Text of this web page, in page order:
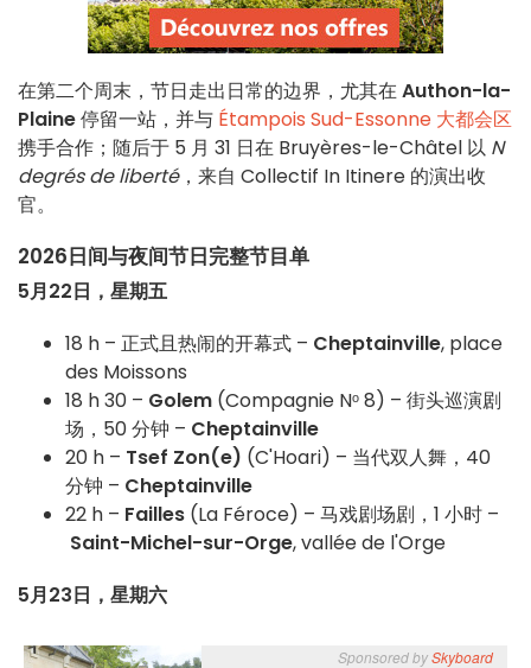
在第二个周末，节日走出日常的边界，尤其在Authon-la-
Plaine停留一站，并与 Étampois Sud-Essonne 大都会区
携手合作；随后于 5 月 31 日在 Bruyères-le-Châtel 以 N
degrés de liberté，来自 Collectif In Itinere 的演出收
官。
2026日间与夜间节日完整节目单
5月22日，星期五
18 h – 正式且热闹的开幕式 – Cheptainville, place
des Moissons
18 h 30 – Golem (Compagnie Nᵒ 8) – 街头巡演剧
场，50 分钟 – Cheptainville
20 h – Tsef Zon(e) (C'Hoari) – 当代双人舞，40
分钟 – Cheptainville
22 h – Failles (La Féroce) – 马戏剧场剧，1 小时 –
Saint-Michel-sur-Orge, vallée de l'Orge
5月23日，星期六